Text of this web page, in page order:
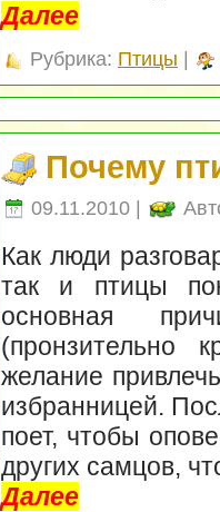
Далее
Рубрика: Птицы
Почему
09.11.2010 |
Как люди
так и птицы
основная
(пронзительно
желание
избранницей.
поет, чтобы
других самцов,
Далее